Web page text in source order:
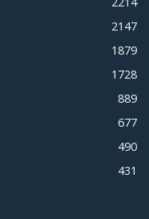
2147
1879
1728
889
677
490
431